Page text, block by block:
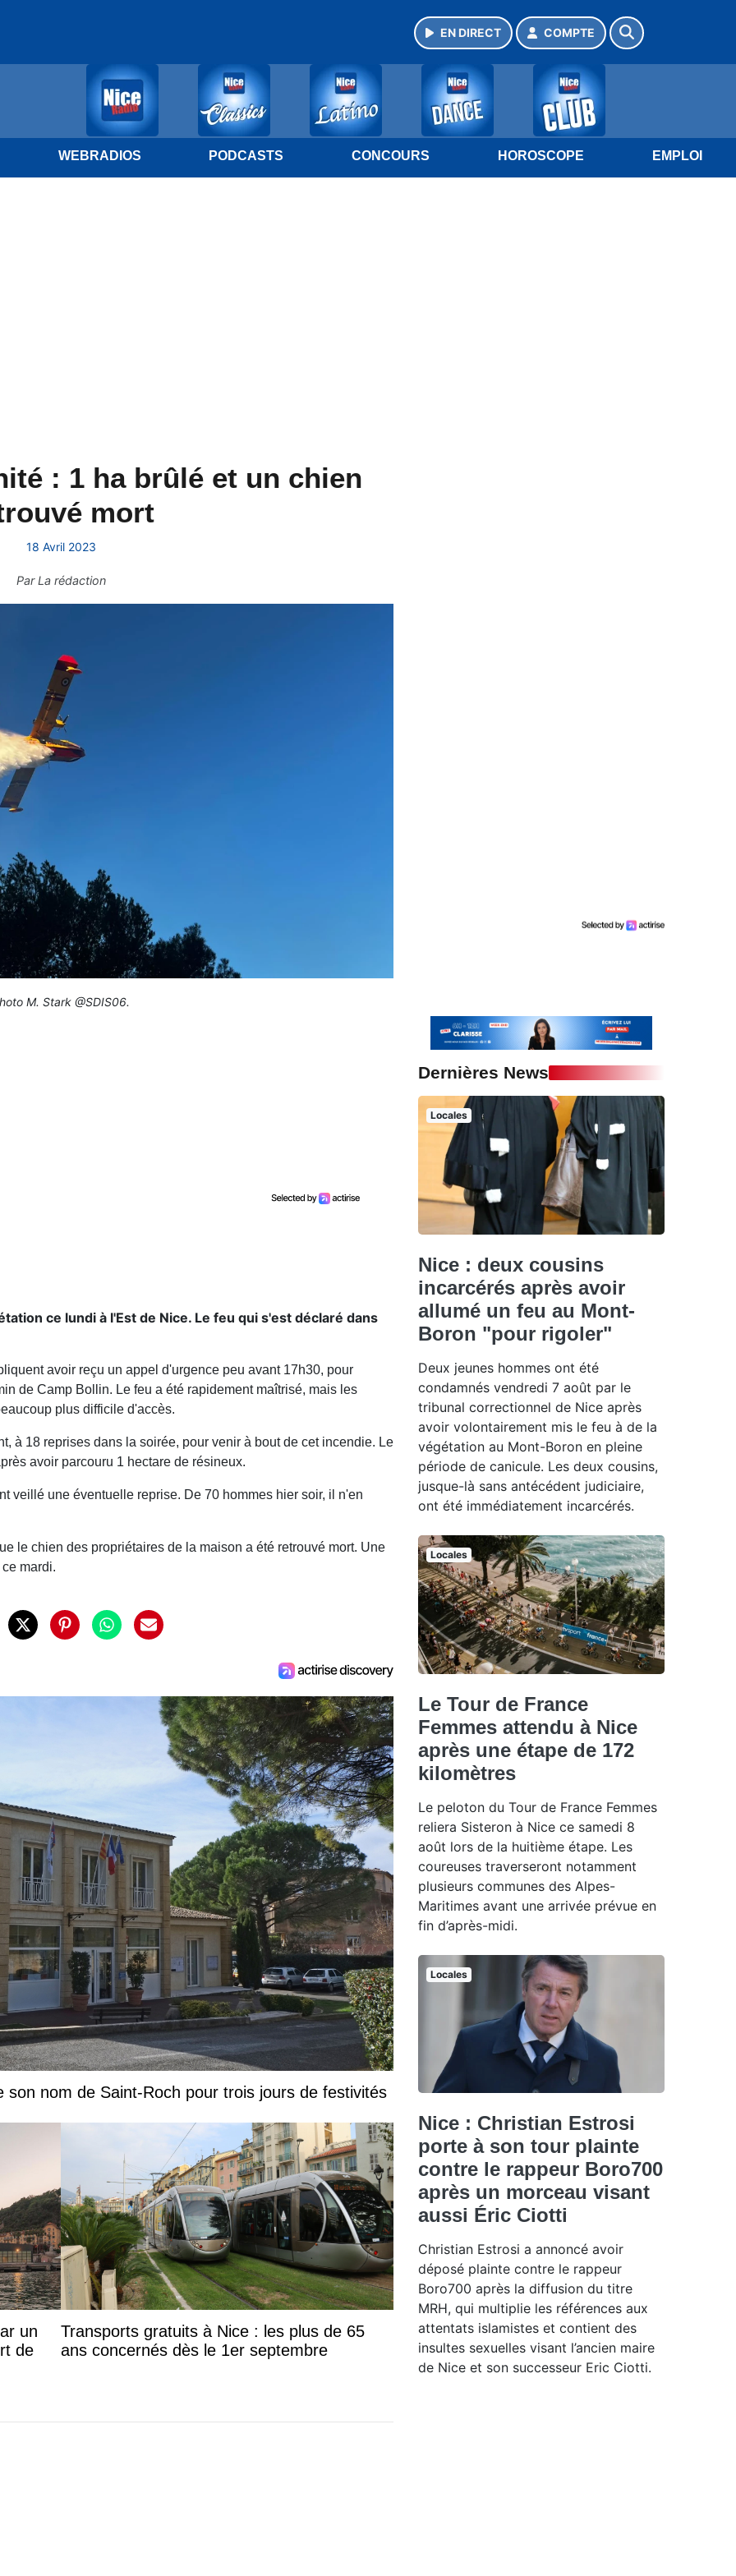
EN DIRECT COMPTE
WEBRADIOS PODCASTS CONCOURS HOROSCOPE EMPLOI
: 1 ha brûlé et un chien
mort
18 Avril 2023
ParLa rédaction
M. Stark @SDIS06.
ce lundi à l'Est de Nice. Le feu qui s'est déclaré dans
avoir reçu un appel d'urgence peu avant 17h30, pour
de Camp Bollin. Le feu a été rapidement maîtrisé, mais les
plus difficile d'accès.
à 18 reprises dans la soirée, pour venir à bout de cet incendie. Le
avoir parcouru 1 hectare de résineux.
veillé une éventuelle reprise. De 70 hommes hier soir, il n'en
le chien des propriétaires de la maison a été retrouvé mort. Une
mardi.
nom de Saint-Roch pour trois jours de festivités
un
de
Transports gratuits à Nice : les plus de 65
ans concernés dès le 1er septembre
Dernières News
Locales
Nice : deux cousins
incarcérés après avoir
allumé un feu au Mont-
Boron "pour rigoler"
Deux jeunes hommes ont été
condamnés vendredi 7 août par le
tribunal correctionnel de Nice après
avoir volontairement mis le feu à de la
végétation au Mont-Boron en pleine
période de canicule. Les deux cousins,
jusque-là sans antécédent judiciaire,
ont été immédiatement incarcérés.
Locales
Le Tour de France
Femmes attendu à Nice
après une étape de 172
kilomètres
Le peloton du Tour de France Femmes
reliera Sisteron à Nice ce samedi 8
août lors de la huitième étape. Les
coureuses traverseront notamment
plusieurs communes des Alpes-
Maritimes avant une arrivée prévue en
fin d’après-midi.
Locales
Nice : Christian Estrosi
porte à son tour plainte
contre le rappeur Boro700
après un morceau visant
aussi Éric Ciotti
Christian Estrosi a annoncé avoir
déposé plainte contre le rappeur
Boro700 après la diffusion du titre
MRH, qui multiplie les références aux
attentats islamistes et contient des
insultes sexuelles visant l’ancien maire
de Nice et son successeur Eric Ciotti.